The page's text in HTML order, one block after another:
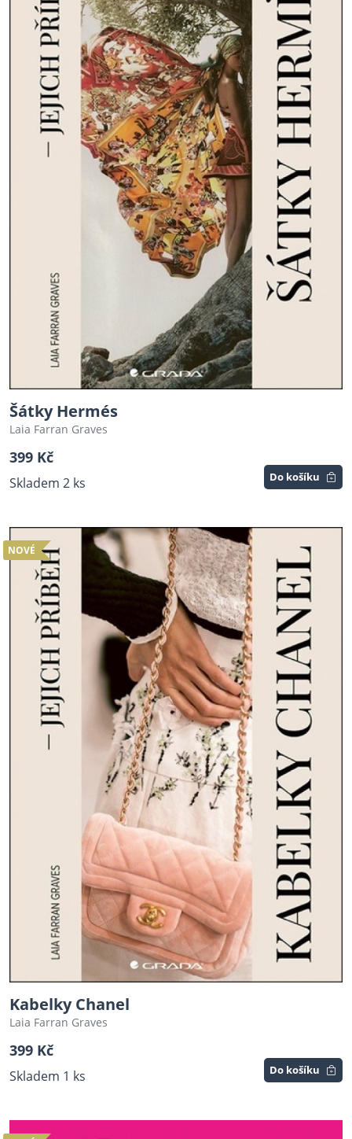
Šátky Hermés
Laia Farran Graves
399 Kč
Skladem 2 ks Do košíku
NOVÉ
Kabelky Chanel
Laia Farran Graves
399 Kč
Skladem 1 ks Do košíku